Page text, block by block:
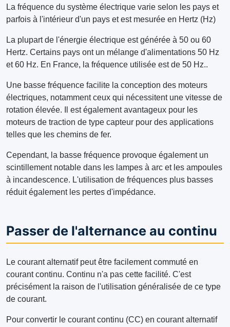
La fréquence du système électrique varie selon les pays et
parfois à l'intérieur d'un pays et est mesurée en Hertz (Hz)
La plupart de l'énergie électrique est générée à 50 ou 60
Hertz. Certains pays ont un mélange d'alimentations 50 Hz
et 60 Hz. En France, la fréquence utilisée est de 50 Hz..
Une basse fréquence facilite la conception des moteurs
électriques, notamment ceux qui nécessitent une vitesse de
rotation élevée. Il est également avantageux pour les
moteurs de traction de type capteur pour des applications
telles que les chemins de fer.
Cependant, la basse fréquence provoque également un
scintillement notable dans les lampes à arc et les ampoules
à incandescence. L'utilisation de fréquences plus basses
réduit également les pertes d'impédance.
Passer de l'alternance au continu
Le courant alternatif peut être facilement commuté en
courant continu. Continu n'a pas cette facilité. C'est
précisément la raison de l'utilisation généralisée de ce type
de courant.
Pour convertir le courant continu (CC) en courant alternatif